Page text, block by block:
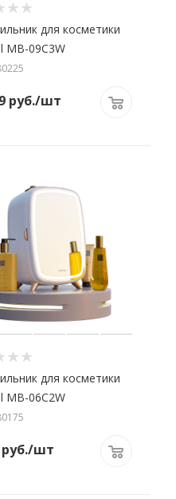
для косметики
MB-09C3W
руб./шт
для косметики
MB-06C2W
руб./шт